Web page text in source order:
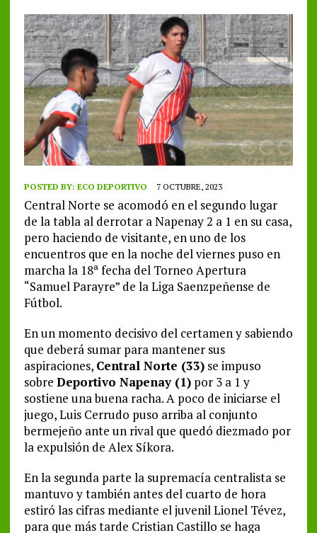
POSTED BY: ECO DEPORTIVO 7 OCTUBRE, 2023
Central Norte se acomodó en el segundo lugar
de la tabla al derrotar a Napenay 2 a 1 en su casa,
pero haciendo de visitante, en uno de los
encuentros que en la noche del viernes puso en
marcha la 18ª fecha del Torneo Apertura
“Samuel Parayre” de la Liga Saenzpeñense de
Fútbol.
En un momento decisivo del certamen y sabiendo
que deberá sumar para mantener sus
aspiraciones, Central Norte (33)se impuso
sobre Deportivo Napenay (1)por 3 a 1 y
sostiene una buena racha. A poco de iniciarse el
juego, Luis Cerrudo puso arriba al conjunto
bermejeño ante un rival que quedó diezmado por
la expulsión de Alex Síkora.
En la segunda parte la supremacía centralista se
mantuvo y también antes del cuarto de hora
estiró las cifras mediante el juvenil Lionel Tévez,
para que más tarde Cristian Castillo se haga